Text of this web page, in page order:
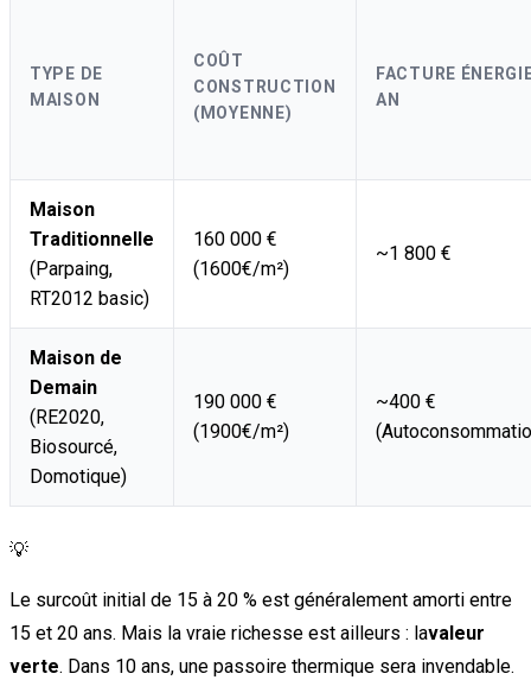
TYPE DE
MAISON
COÛT
CONSTRUCTION
(MOYENNE)
FACTURE
AN
Maison
Traditionnelle
(Parpaing,
RT2012 basic)
160 000 €
(1600€/m²)
~1 800 €
Maison de
Demain
(RE2020,
Biosourcé,
Domotique)
190 000 €
(1900€/m²)
~400 €
💡
Le surcoût initial de 15 à 20 % est généralement amorti entre
15 et 20 ans. Mais la vraie richesse est ailleurs : lavaleur
verte. Dans 10 ans, une passoire thermique sera invendable.